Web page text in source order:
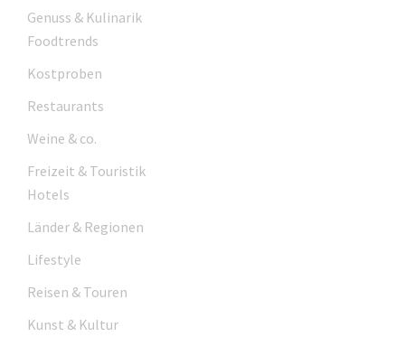
Genuss & Kulinarik
Foodtrends
Kostproben
Restaurants
Weine & co.
Freizeit & Touristik
Hotels
Länder & Regionen
Lifestyle
Reisen & Touren
Kunst & Kultur